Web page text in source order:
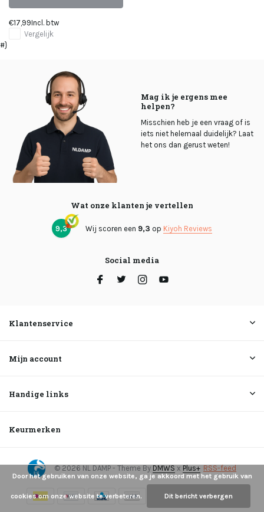
€17,99Incl. btw
Vergelijk
#}
Mag ik je ergens mee
helpen?
Misschien heb je een vraag of is
iets niet helemaal duidelijk? Laat
het ons dan gerust weten!
Wat onze klanten je vertellen
9,3 Wij scoren een 9,3 op Kiyoh Reviews
Social media
Klantenservice
Mijn account
Handige links
Keurmerken
© 2026 NL DAMP - Theme By DMWS x Plus+ RSS-feed
Door het gebruiken van onze website, ga je akkoord met het gebruik van
cookies om onze website te verbeteren. Dit bericht verbergen